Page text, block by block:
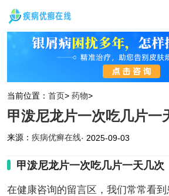
当前位置： 首页> 药物>
甲泼尼龙片一次吃几片一
来源： 疾病优癣在线· 2025-09-03
甲泼尼龙片一次吃几片一天几次
在健康咨询的留言区，我们常常看